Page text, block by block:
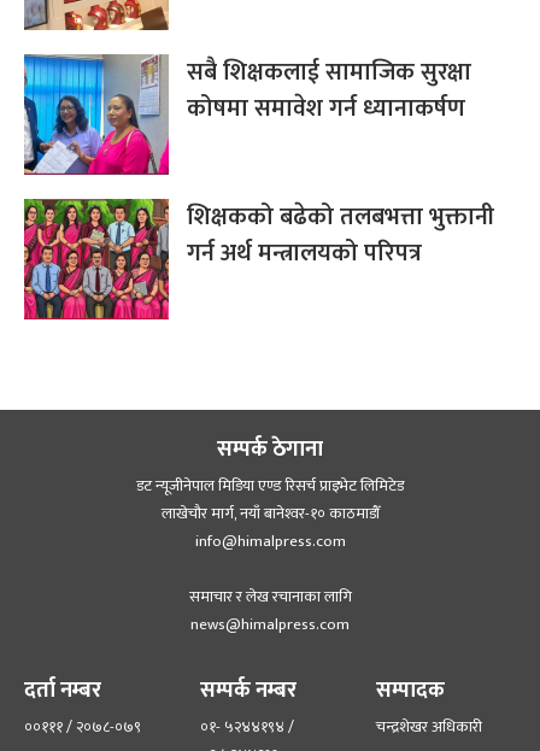
सबै शिक्षकलाई सामाजिक सुरक्षा
कोषमा समावेश गर्न ध्यानाकर्षण
शिक्षकको बढेको तलबभत्ता भुक्तानी
गर्न अर्थ मन्त्रालयको परिपत्र
सम्पर्क ठेगाना
डट न्यूजीनेपाल मिडिया एण्ड रिसर्च प्राइभेट लिमिटेड
लाखेचौर मार्ग, नयाँ बानेश्‍वर-१० काठमाडौँ
info@himalpress.com
समाचार र लेख रचानाका लागि
news@himalpress.com
दर्ता नम्बर
००१११ / २०७८-०७९
सम्पर्क नम्बर
०१- ५२४४१९४ /
सम्पादक
चन्द्रशेखर अधिकारी